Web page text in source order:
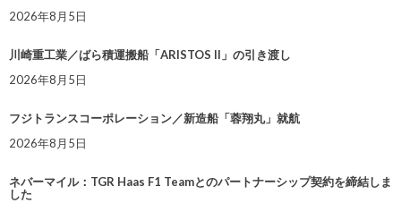
2026年8月5日
川崎重工業／ばら積運搬船「ARISTOS II」の引き渡し
2026年8月5日
フジトランスコーポレーション／新造船「蓉翔丸」就航
2026年8月5日
ネバーマイル：TGR Haas F1 Teamとのパートナーシップ契約を締結しま
した